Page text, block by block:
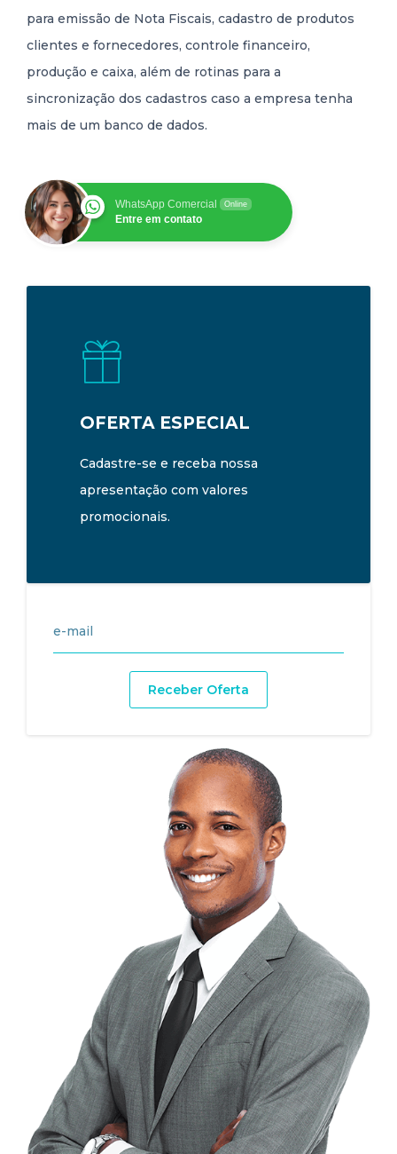
para emissão de Nota Fiscais, cadastro de produtos
clientes e fornecedores, controle financeiro,
produção e caixa, além de rotinas para a
sincronização dos cadastros caso a empresa tenha
mais de um banco de dados.
WhatsApp Comercial Online
Entre em contato
OFERTA ESPECIAL
Cadastre-se e receba nossa
apresentação com valores
promocionais.
Receber Oferta